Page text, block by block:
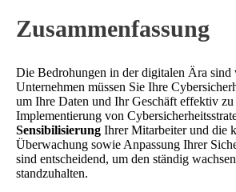
Zusammenfassung
Die Bedrohungen in der digitalen Ära sind
Unternehmen müssen Sie Ihre
um Ihre Daten und Ihr Geschäft effektiv
Implementierung von
Sensibilisierung Ihrer Mitarbeiter und die
Überwachung sowie Anpassung Ihrer
sind entscheidend, um den ständig
standzuhalten.